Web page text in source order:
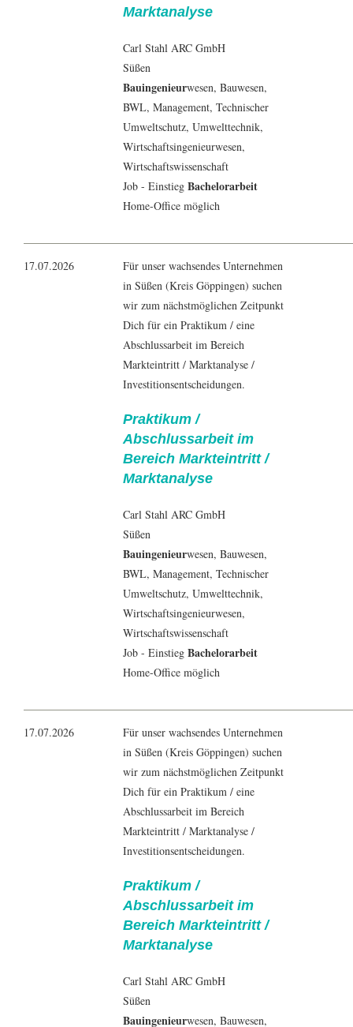
Marktanalyse
Carl Stahl ARC GmbH
Süßen
Bauingenieurwesen, Bauwesen,
BWL, Management, Technischer
Umweltschutz, Umwelttechnik,
Wirtschaftsingenieurwesen,
Wirtschaftswissenschaft
Job - Einstieg Bachelorarbeit
Home-Office möglich
17.07.2026
Für unser wachsendes Unternehmen
in Süßen (Kreis Göppingen) suchen
wir zum nächstmöglichen Zeitpunkt
Dich für ein Praktikum / eine
Abschlussarbeit im Bereich
Markteintritt / Marktanalyse /
Investitionsentscheidungen.
Praktikum /
Abschlussarbeit im
Bereich Markteintritt /
Marktanalyse
Carl Stahl ARC GmbH
Süßen
Bauingenieurwesen, Bauwesen,
BWL, Management, Technischer
Umweltschutz, Umwelttechnik,
Wirtschaftsingenieurwesen,
Wirtschaftswissenschaft
Job - Einstieg Bachelorarbeit
Home-Office möglich
17.07.2026
Für unser wachsendes Unternehmen
in Süßen (Kreis Göppingen) suchen
wir zum nächstmöglichen Zeitpunkt
Dich für ein Praktikum / eine
Abschlussarbeit im Bereich
Markteintritt / Marktanalyse /
Investitionsentscheidungen.
Praktikum /
Abschlussarbeit im
Bereich Markteintritt /
Marktanalyse
Carl Stahl ARC GmbH
Süßen
Bauingenieurwesen, Bauwesen,